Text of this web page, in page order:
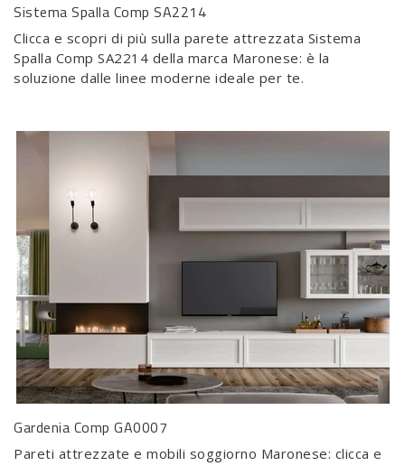
Sistema Spalla Comp SA2214
Clicca e scopri di più sulla parete attrezzata Sistema
Spalla Comp SA2214 della marca Maronese: è la
soluzione dalle linee moderne ideale per te.
Gardenia Comp GA0007
Pareti attrezzate e mobili soggiorno Maronese: clicca e